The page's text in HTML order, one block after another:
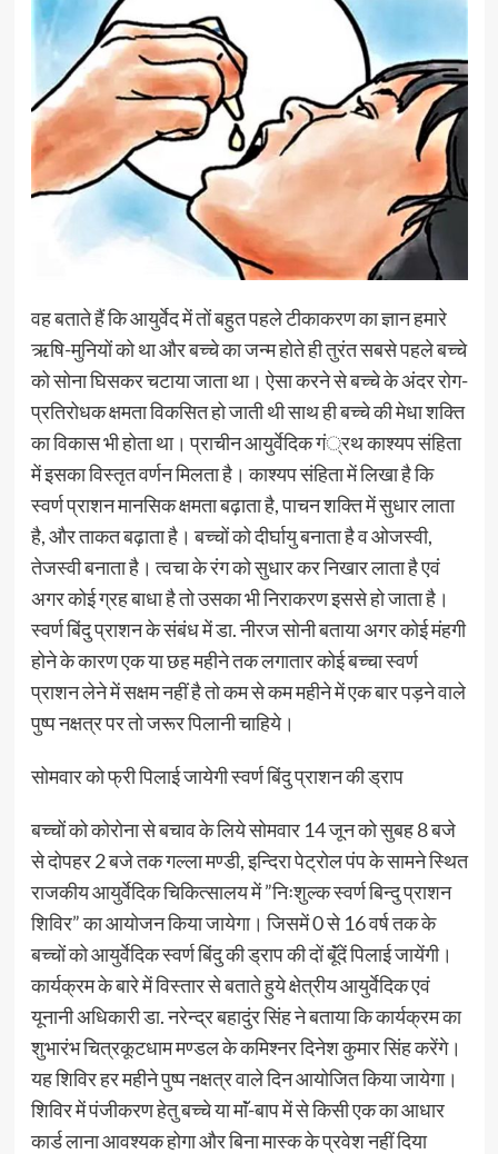
वह बताते हैं कि आयुर्वेद में तों बहुत पहले टीकाकरण का ज्ञान हमारे
ऋषि-मुनियों को था और बच्चे का जन्म होते ही तुरंत सबसे पहले बच्चे
को सोना घिसकर चटाया जाता था। ऐसा करने से बच्चे के अंदर रोग-
प्रतिरोधक क्षमता विकसित हो जाती थी साथ ही बच्चे की मेधा शक्ति
का विकास भी होता था। प्राचीन आयुर्वेदिक गं्रथ काश्यप संहिता
में इसका विस्तृत वर्णन मिलता है। काश्यप संहिता में लिखा है कि
स्वर्ण प्राशन मानसिक क्षमता बढ़ाता है, पाचन शक्ति में सुधार लाता
है, और ताकत बढ़ाता है। बच्चों को दीर्घायु बनाता है व ओजस्वी,
तेजस्वी बनाता है। त्वचा के रंग को सुधार कर निखार लाता है एवं
अगर कोई ग्रह बाधा है तो उसका भी निराकरण इससे हो जाता है।
स्वर्ण बिंदु प्राशन के संबंध में डा. नीरज सोनी बताया अगर कोई मंहगी
होने के कारण एक या छह महीने तक लगातार कोई बच्चा स्वर्ण
प्राशन लेने में सक्षम नहीं है तो कम से कम महीने में एक बार पड़ने वाले
पुष्प नक्षत्र पर तो जरूर पिलानी चाहिये।
सोमवार को फ्री पिलाई जायेगी स्वर्ण बिंदु प्राशन की ड्राप
बच्चों को कोरोना से बचाव के लिये सोमवार 14 जून को सुबह 8 बजे
से दोपहर 2 बजे तक गल्ला मण्डी, इन्दिरा पेट्रोल पंप के सामने स्थित
राजकीय आयुर्वेदिक चिकित्सालय में ”निःशुल्क स्वर्ण बिन्दु प्राशन
शिविर” का आयोजन किया जायेगा। जिसमें 0 से 16 वर्ष तक के
बच्चों को आयुर्वेदिक स्वर्ण बिंदु की ड्राप की दों बूॅंदें पिलाई जायेंगी।
कार्यक्रम के बारे में विस्तार से बताते हुये क्षेत्रीय आयुर्वेदिक एवं
यूनानी अधिकारी डा. नरेन्द्र बहादुंर सिंह ने बताया कि कार्यक्रम का
शुभारंभ चित्रकूटधाम मण्डल के कमिश्नर दिनेश कुमार सिंह करेंगे।
यह शिविर हर महीने पुष्प नक्षत्र वाले दिन आयोजित किया जायेगा।
शिविर में पंजीकरण हेतु बच्चे या माॅं-बाप में से किसी एक का आधार
कार्ड लाना आवश्यक होगा और बिना मास्क के प्रवेश नहीं दिया